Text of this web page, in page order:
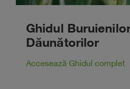
Ghidul
Dăunătorilor
Accesează Ghidul complet